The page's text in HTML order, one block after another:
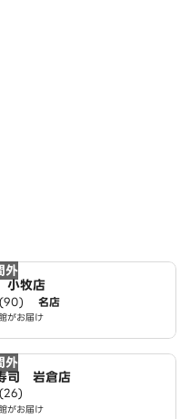
外
牧店
(90) 名店
がお届け
外
司 岩倉店
(26)
がお届け